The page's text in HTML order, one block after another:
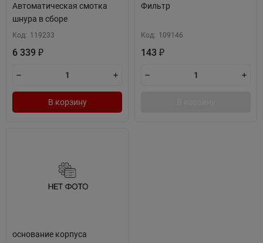
Автоматическая смотка
шнура в сборе
Код: 119233
6 339 ₽
В корзину
Фильтр
Код: 109146
143 ₽
основание корпуса